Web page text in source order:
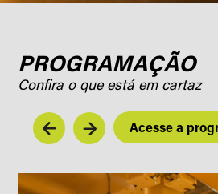
PROGRAMAÇÃO
Confira o que está em cartaz
Acesse a